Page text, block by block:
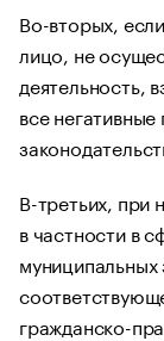
Во-вторых,
лицо, не
деятельность,
все
В-третьих, при
в частности в
гражданско-